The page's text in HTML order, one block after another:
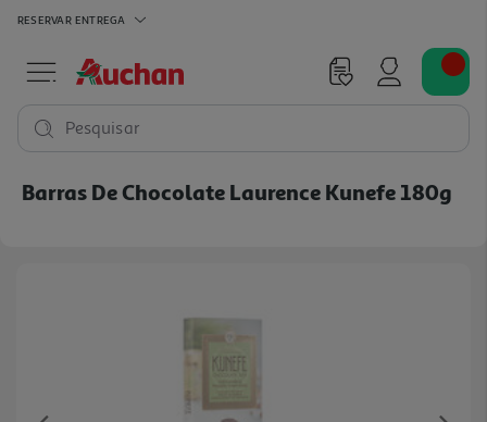
RESERVAR ENTREGA
Pesquisar
Barras De Chocolate Laurence Kunefe 180g